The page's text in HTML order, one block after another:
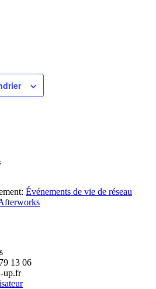
Événements de vie de réseau
13 06
up.fr